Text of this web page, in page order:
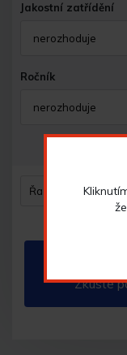
Jakostní zatřídění
nerozhoduje
Ročník
nerozhoduje
Řazení
Vybrané
Zkuste